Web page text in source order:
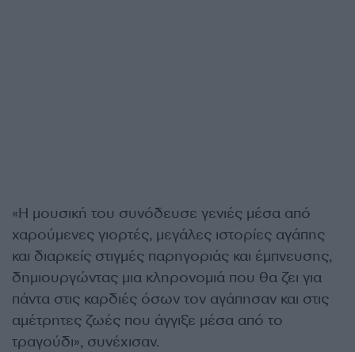
«Η μουσική του συνόδευσε γενιές μέσα από
χαρούμενες γιορτές, μεγάλες ιστορίες αγάπης
και διαρκείς στιγμές παρηγοριάς και έμπνευσης,
δημιουργώντας μια κληρονομιά που θα ζει για
πάντα στις καρδιές όσων τον αγάπησαν και στις
αμέτρητες ζωές που άγγιξε μέσα από το
τραγούδι», συνέχισαν.